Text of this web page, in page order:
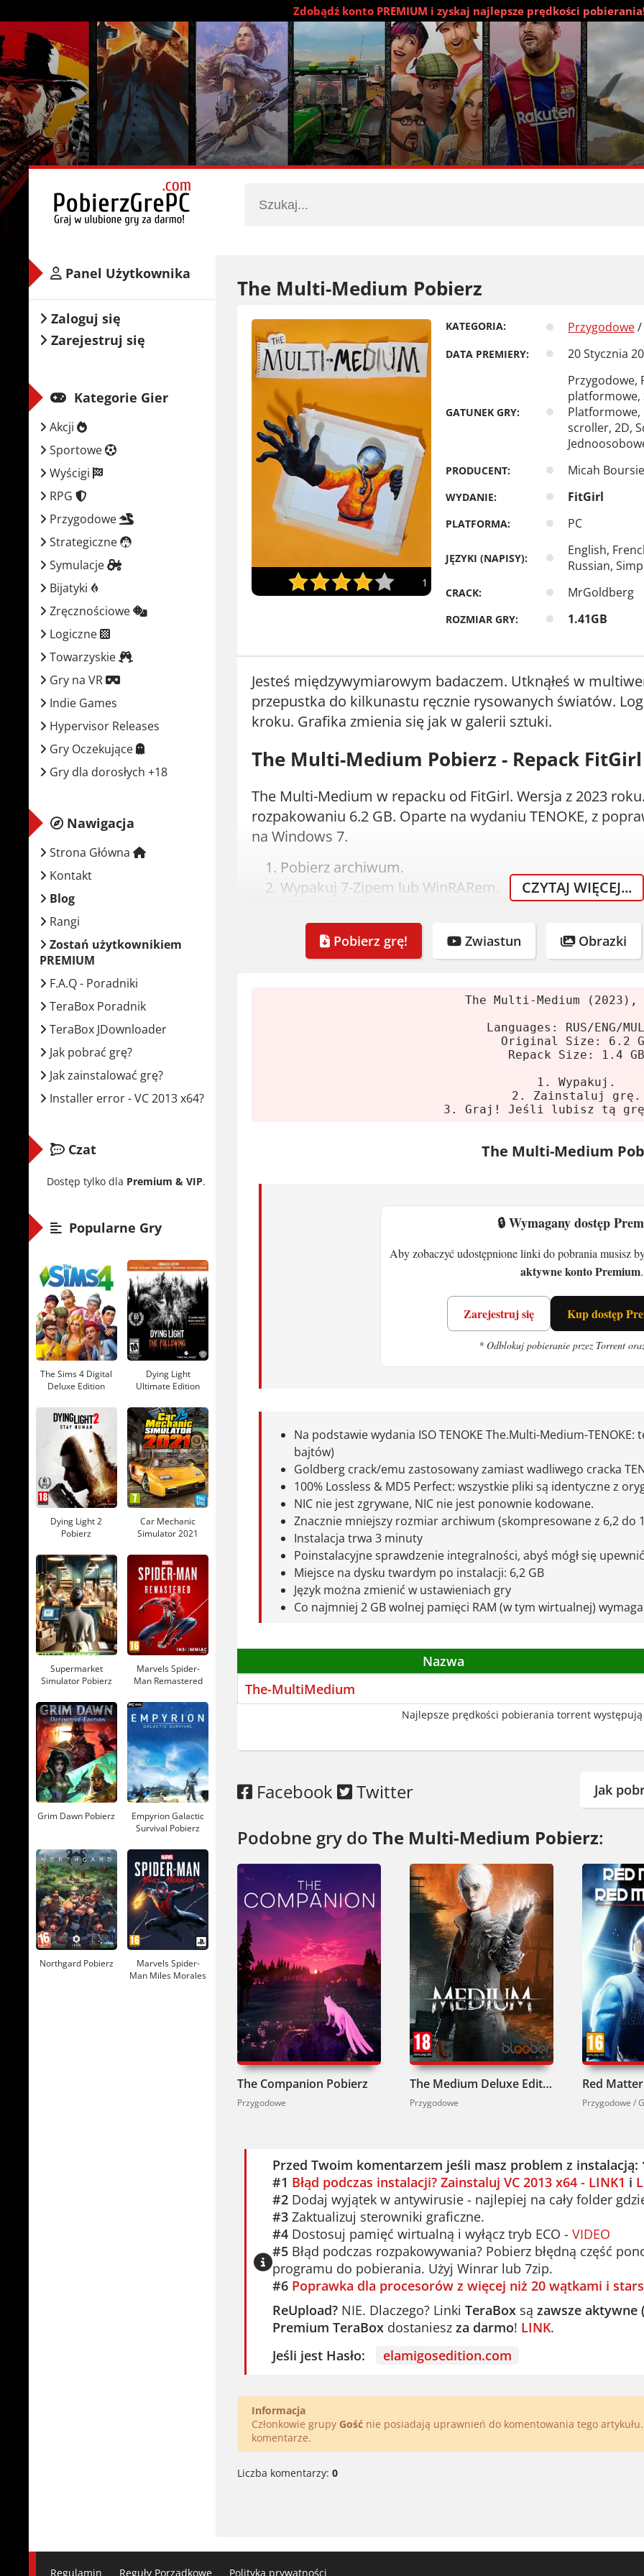
Zdobądź konto PREMIUM i zyskaj najlepsze prędkości
The Multi-Medium Pobierz
1
KATEGORIA: Przygodowe/
DATA PREMIERY: 20 Stycznia
GATUNEK GRY:
Przygodowe,
platformowe,
Platformowe,
scroller, 2D,
PRODUCENT: Micah
WYDANIE: FitGirl
PLATFORMA: PC
JĘZYKI (NAPISY):
English,
Russian,
CRACK: MrGoldberg
ROZMIAR GRY: 1.41GB
Jesteś międzywymiarowym badaczem. Utknąłeś w
przepustka do kilkunastu ręcznie rysowanych światów.
kroku. Grafika zmienia się jak w galerii sztuki.
The Multi-Medium Pobierz - Repack FitGirl
The Multi-Medium w repacku od FitGirl. Wersja z 2023
rozpakowaniu 6.2 GB. Oparte na wydaniu TENOKE, z
na Windows 7.
Pobierz archiwum.
Wypakuj 7-Zipem lub WinRARem.
Graj! Jeśli lubisz tę grę, KUP ją.
Wymagania systemowe
Windows 7 lub nowszy (64-bit)
Radeon HD5450 lub lepsza, 256 MB
The Multi-Medium - rozgrywka i światy
Każdy poziom to inny styl graficzny. Serio. Od rysunków
Sterowanie? Proste. Kilka klawiszy. Zginąłem. Wiele razy.
rozwiążesz zagadkę. Gra dostępna jest w wielu językach,
japońskim, hiszpańskim, niemieckim, rosyjskim, chińskim i
? Trochę. Też masz
więcej chodzi o sztukę i styl wizualny. A jak lubiszTime
Wolna chwila? Chcesz pograć w coś ładnego i nie za
Pobierz, odpocznij od strzelanin i wyścigów. Czysta
CZYTAJ WIĘCEJ...
Pobierz grę! Zwiastun Obrazki
The Multi-Medium (2023),
Languages: RUS/ENG/
Original Size: 6.2
Repack Size: 1.4 GB
1. Wypakuj.
2. Zainstaluj grę.
3. Graj! Jeśli lubisz tą
The Multi-Medium
🔒 Wymagany dostęp
Aby zobaczyć udostępnione linki do pobrania musisz
aktywne konto Premium.
Zarejestruj się Kup dostęp
* Odblokuj pobieranie przez Torrent
Na podstawie wydania ISO TENOKE The.Multi-Medium-
bajtów)
Goldberg crack/emu zastosowany zamiast wadliwego cracka
100% Lossless & MD5 Perfect: wszystkie pliki są identyczne z
NIC nie jest zgrywane, NIC nie jest ponownie kodowane.
Znacznie mniejszy rozmiar archiwum (skompresowane z 6,2 do
Instalacja trwa 3 minuty
Poinstalacyjne sprawdzenie integralności, abyś mógł się
Miejsce na dysku twardym po instalacji: 6,2 GB
Język można zmienić w ustawieniach gry
Co najmniej 2 GB wolnej pamięci RAM (w tym wirtualnej)
Nazwa
The-MultiMedium
Najlepsze prędkości pobierania torrent
Facebook Twitter Jak
Podobne gry do The Multi-Medium Pobierz:
The Companion Pobierz
Przygodowe
The Medium Deluxe Edition Pobierz
Przygodowe Przygodowe /
Przed Twoim komentarzem jeśli masz problem z instalacją:
#1 Błąd podczas instalacji? Zainstaluj VC 2013 x64 - LINK1 i
#2 Dodaj wyjątek w antywirusie - najlepiej na cały folder
#3 Zaktualizuj sterowniki graficzne.
#4 Dostosuj pamięć wirtualną i wyłącz tryb ECO - VIDEO
#5 Błąd podczas rozpakowywania? Pobierz błędną część
programu do pobierania. Użyj Winrar lub 7zip.
#6 Poprawka dla procesorów z więcej niż 20 wątkami i
ReUpload? NIE. Dlaczego? Linki TeraBox są zawsze aktywne
Premium TeraBox dostaniesz za darmo! LINK.
Jeśli jest Hasło:
elamigosedition.com
Informacja
Członkowie grupy Gość nie posiadają uprawnień do komentowania tego artykułu.
komentarze.
Liczba komentarzy: 0
Panel Użytkownika
Zaloguj się
Zarejestruj się
Kategorie Gier
Akcji
Sportowe
Wyścigi
RPG
Przygodowe
Strategiczne
Symulacje
Bijatyki
Zręcznościowe
Logiczne
Towarzyskie
Gry na VR
Indie Games
Hypervisor Releases
Gry Oczekujące
Gry dla dorosłych +18
Nawigacja
Strona Główna
Kontakt
Blog
Rangi
Zostań użytkownikiem
PREMIUM
F.A.Q - Poradniki
TeraBox Poradnik
TeraBox JDownloader
Jak pobrać grę?
Jak zainstalować grę?
Installer error - VC 2013 x64?
Czat
Dostęp tylko dla Premium & VIP.
Popularne Gry
The Sims 4 Digital
Deluxe Edition
Dying Light
Ultimate Edition
Dying Light 2
Pobierz
Car Mechanic
Simulator 2021
Supermarket
Simulator Pobierz
Marvels Spider-
Man Remastered
Grim Dawn Pobierz
Empyrion Galactic
Survival Pobierz
Northgard Pobierz
Marvels Spider-
Man Miles Morales
Regulamin Reguły Porządkowe Polityka prywatności